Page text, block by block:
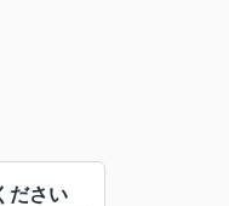
ださい